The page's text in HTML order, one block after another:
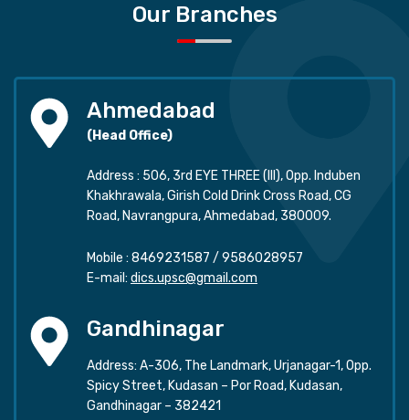
Our Branches
Ahmedabad
(Head Office)
Address : 506, 3rd EYE THREE (III), Opp. Induben
Khakhrawala, Girish Cold Drink Cross Road, CG
Road, Navrangpura, Ahmedabad, 380009.
Mobile : 8469231587 / 9586028957
E-mail: dics.upsc@gmail.com
Gandhinagar
Address: A-306, The Landmark, Urjanagar-1, Opp.
Spicy Street, Kudasan – Por Road, Kudasan,
Gandhinagar – 382421